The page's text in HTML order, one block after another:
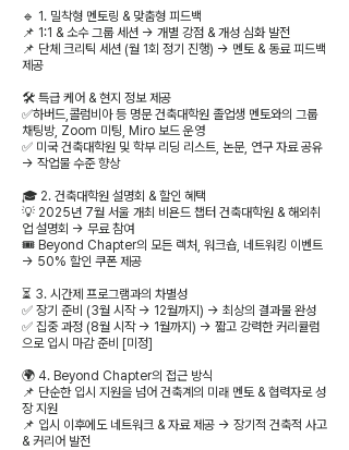
🔹 1. 밀착형 멘토링 & 맞춤형 피드백
📌 1:1 & 소수 그룹 세션 → 개별 강점 & 개성 심화 발전
📌 단체 크리틱 세션 (월 1회 정기 진행) → 멘토 & 동료 피드백
제공
🛠️ 특급 케어 & 현지 정보 제공
✅하버드,콜럼비아 등 명문 건축대학원 졸업생 멘토와의 그룹
채팅방, Zoom 미팅, Miro 보드 운영
✅ 미국 건축대학원 및 학부 리딩 리스트, 논문, 연구 자료 공유
→ 작업물 수준 향상
🎓 2. 건축대학원 설명회 & 할인 혜택
💡 2025년 7월 서울 개최 비욘드 챕터 건축대학원 & 해외취
업 설명회 → 무료 참여
🎟️ Beyond Chapter의 모든 렉처, 워크숍, 네트워킹 이벤트
→ 50% 할인 쿠폰 제공
⏳ 3. 시간제 프로그램과의 차별성
✅ 장기 준비 (3월 시작 → 12월까지) → 최상의 결과물 완성
✅ 집중 과정 (8월 시작 → 1월까지) → 짧고 강력한 커리큘럼
으로 입시 마감 준비 [미정]
🌍 4. Beyond Chapter의 접근 방식
📌 단순한 입시 지원을 넘어 건축계의 미래 멘토 & 협력자로 성
장 지원
📌 입시 이후에도 네트워크 & 자료 제공 → 장기적 건축적 사고
& 커리어 발전